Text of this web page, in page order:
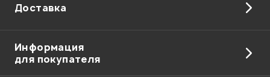
Доставка
Информация
для покупателя